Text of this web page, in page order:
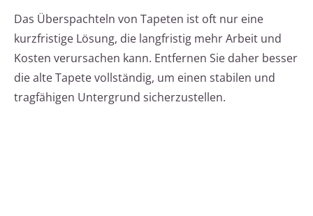
Das Überspachteln von Tapeten ist oft nur eine
kurzfristige Lösung, die langfristig mehr Arbeit und
Kosten verursachen kann. Entfernen Sie daher besser
die alte Tapete vollständig, um einen stabilen und
tragfähigen Untergrund sicherzustellen.